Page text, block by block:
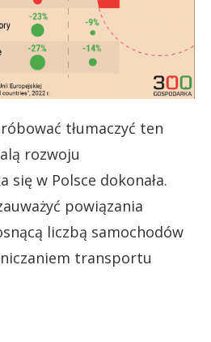
tłumaczyć ten
rozwoju
się w Polsce dokonała.
powiązania
liczbą samochodów
transportu